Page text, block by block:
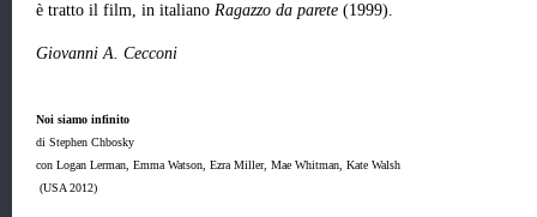
è tratto il film, in italiano Ragazzo da parete (1999).
Giovanni A. Cecconi
Noi siamo infinito
di Stephen Chbosky
con Logan Lerman, Emma Watson, Ezra Miller, Mae Whitman, Kate Walsh
(USA 2012)